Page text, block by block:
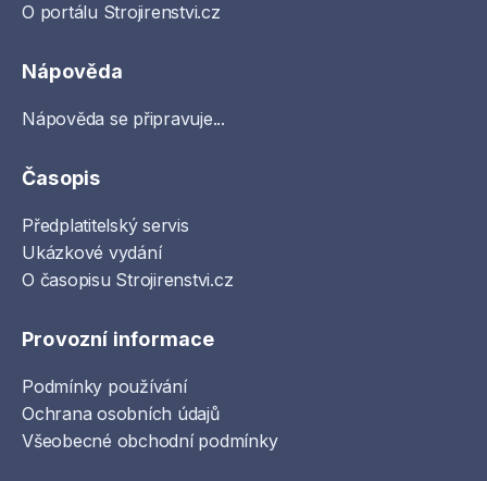
O portálu Strojirenstvi.cz
Nápověda
Nápověda se připravuje...
Časopis
Předplatitelský servis
Ukázkové vydání
O časopisu Strojirenstvi.cz
Provozní informace
Podmínky používání
Ochrana osobních údajů
Všeobecné obchodní podmínky